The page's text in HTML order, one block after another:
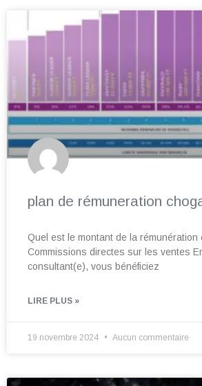
plan de rémuneration
Quel est le montant de la rémunération
Commissions directes sur les ventes
consultant(e), vous bénéficiez
LIRE PLUS »
19 novembre 2024 Aucun commentaire